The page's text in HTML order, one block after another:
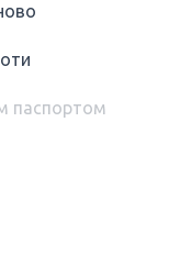
паспортом